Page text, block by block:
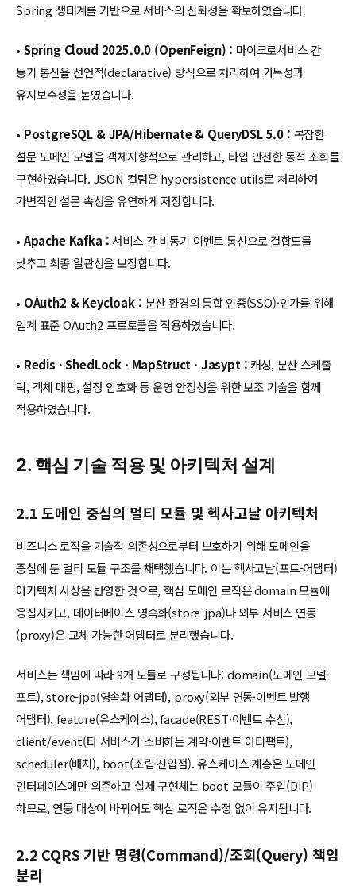
Spring 생태계를 기반으로 서비스의 신뢰성을 확보하였습니다.
• Spring Cloud 2025.0.0 (OpenFeign) : 마이크로서비스 간
동기 통신을 선언적(declarative) 방식으로 처리하여 가독성과
유지보수성을 높였습니다.
• PostgreSQL & JPA/Hibernate & QueryDSL 5.0 : 복잡한
설문 도메인 모델을 객체지향적으로 관리하고, 타입 안전한 동적 조회를
구현하였습니다. JSON 컬럼은 hypersistence utils로 처리하여
가변적인 설문 속성을 유연하게 저장합니다.
• Apache Kafka :서비스 간 비동기 이벤트 통신으로 결합도를
낮추고 최종 일관성을 보장합니다.
• OAuth2 & Keycloak : 분산 환경의 통합 인증(SSO)·인가를 위해
업계 표준 OAuth2 프로토콜을 적용하였습니다.
• Redis · ShedLock · MapStruct · Jasypt :캐싱, 분산 스케줄
락, 객체 매핑, 설정 암호화 등 운영 안정성을 위한 보조 기술을 함께
적용하였습니다.
2. 핵심 기술 적용 및 아키텍처 설계
2.1 도메인 중심의 멀티 모듈 및 헥사고날 아키텍처
비즈니스 로직을 기술적 의존성으로부터 보호하기 위해 도메인을
중심에 둔 멀티 모듈 구조를 채택했습니다. 이는 헥사고날(포트-어댑터)
아키텍처 사상을 반영한 것으로, 핵심 도메인 로직은 domain 모듈에
응집시키고, 데이터베이스 영속화(store-jpa)나 외부 서비스 연동
(proxy)은 교체 가능한 어댑터로 분리했습니다.
서비스는 책임에 따라 9개 모듈로 구성됩니다: domain(도메인 모델·
포트), store-jpa(영속화 어댑터), proxy(외부 연동·이벤트 발행
어댑터), feature(유스케이스), facade(REST·이벤트 수신),
client/event(타 서비스가 소비하는 계약·이벤트 아티팩트),
scheduler(배치), boot(조립·진입점). 유스케이스 계층은 도메인
인터페이스에만 의존하고 실제 구현체는 boot 모듈이 주입(DIP)
하므로, 연동 대상이 바뀌어도 핵심 로직은 수정 없이 유지됩니다.
2.2 CQRS 기반 명령(Command)/조회(Query) 책임
분리